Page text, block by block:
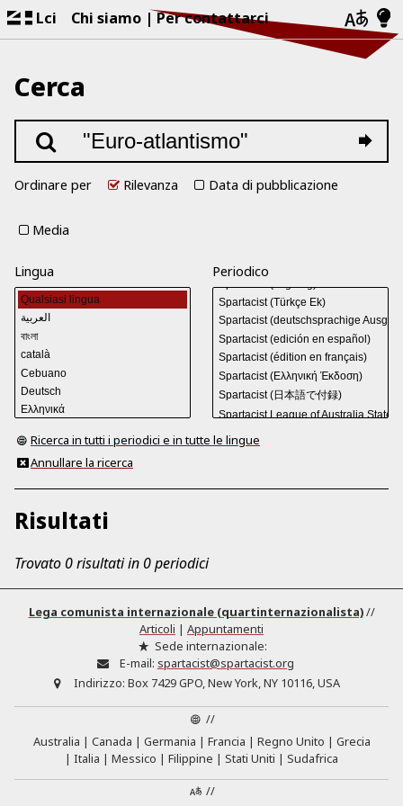
Lci Chi siamo Per contattarci
Cerca
Ordinare per Rilevanza Data di pubblicazione
Media
Lingua Periodico
Ricerca in tutti i periodici e in tutte le lingue
Annullare la ricerca
Risultati
Trovato 0 risultati in 0 periodici
Lega comunista internazionale (quartinternazionalista)//
Articoli | Appuntamenti
Sede internazionale:
E-mail: spartacist@spartacist.org
Indirizzo: Box 7429 GPO, New York, NY 10116, USA
//
Australia
Canada Germania Francia Regno Unito
Grecia
Italia
Messico Filippine Stati Uniti
Sudafrica
//